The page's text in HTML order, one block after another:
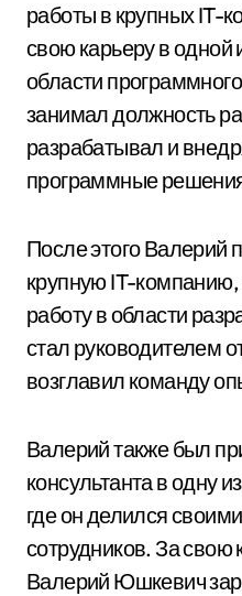
работы в крупных IT-
свою карьеру в
области
занимал должность
разрабатывал и
программные
После этого Валерий
крупную IT-
работу в области
стал руководителем
возглавил команду
Валерий также был
консультанта в одну
где он делился
сотрудников. За свою
Валерий Юшкевич